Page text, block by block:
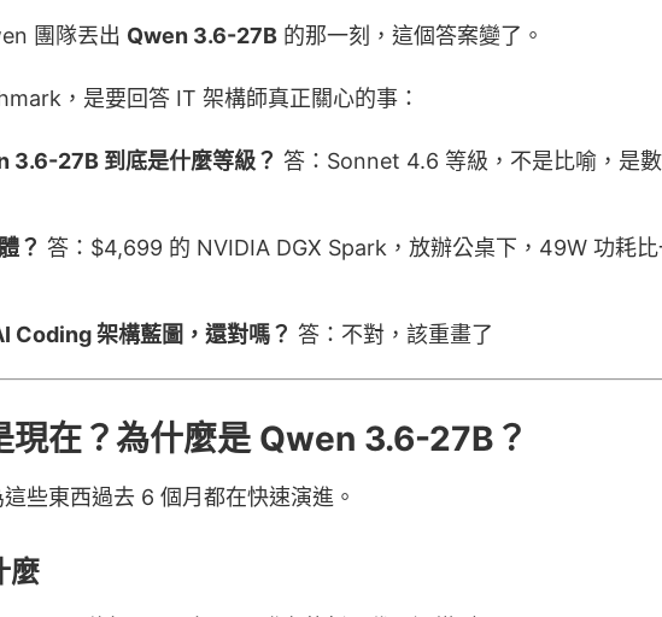
團隊丟出 Qwen 3.6-27B 的那一刻，這個答案變了。
，是要回答 IT 架構師真正關心的事：
3.6-27B 到底是什麼等級？ 答：Sonnet 4.6 等級，不是比喻，是
？ 答：$4,699 的 NVIDIA DGX Spark，放辦公桌下，49W 功耗比
Coding 架構藍圖，還對嗎？ 答：不對，該重畫了
現在？為什麼是 Qwen 3.6-27B？
些東西過去 6 個月都在快速演進。
麼